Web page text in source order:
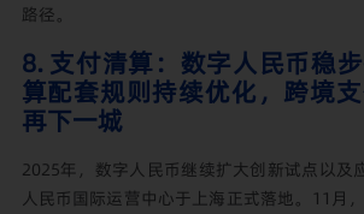
路径。
8. 支付清算：数字人民币稳
算配套规则持续优化，跨境
再下一城
2025年，数字人民币继续扩大创新试点以及
人民币国际运营中心于上海正式落地。11月